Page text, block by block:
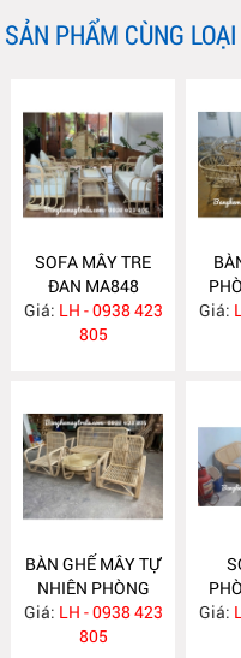
SẢN PHẨM CÙNG LOẠI
SOFA MÂY TRE
ĐAN MA848
Giá: LH - 0938 423
805
Giá:
BÀN GHẾ MÂY TỰ
NHIÊN PHÒNG
KHÁCH MA834
Giá: LH - 0938 423
805
Giá: